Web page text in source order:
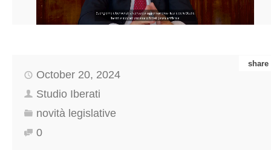
Video
share
October 20, 2024
Studio Iberati
novità legislative
0